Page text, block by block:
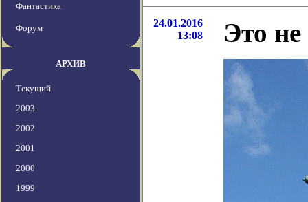
Фантастика
Форум
АРХИВ
Текущий
2003
2002
2001
2000
1999
24.01.2016
13:08
Это